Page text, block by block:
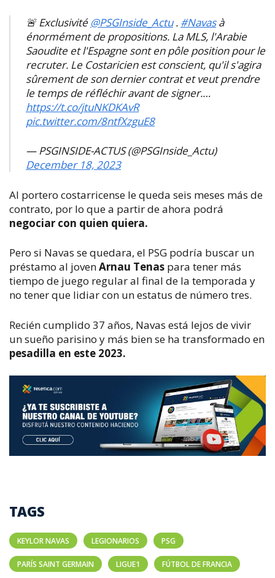
🚨 Exclusivité @PSGInside_Actu. #Navasà
énormément de propositions. La MLS, l'Arabie
Saoudite et l'Espagne sont en pôle position pour le
recruter. Le Costaricien est conscient, qu'il s'agira
sûrement de son dernier contrat et veut prendre
le temps de réfléchir avant de signer.…
https://t.co/jtuNKDKAvR
pic.twitter.com/8ntfXzguE8
— PSGINSIDE-ACTUS (@PSGInside_Actu)
December 18, 2023
Al portero costarricense le queda seis meses más de
contrato, por lo que a partir de ahora podrá
negociar con quien quiera.
Pero si Navas se quedara, el PSG podría buscar un
préstamo al jovenArnau Tenas para tener más
tiempo de juego regular al final de la temporada y
no tener que lidiar con un estatus de número tres.
Recién cumplido 37 años, Navas está lejos de vivir
un sueño parisino y más bien se ha transformado en
pesadilla en este 2023.
TAGS
KEYLOR NAVAS LEGIONARIOS PSG
PARÍS SAINT GERMAIN LIGUE1 FÚTBOL DE FRANCIA